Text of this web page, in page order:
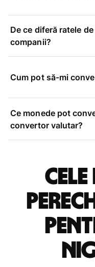
De ce diferă ratele
companii?
Cum pot să-mi
Ce monede pot
convertor valutar?
Cele